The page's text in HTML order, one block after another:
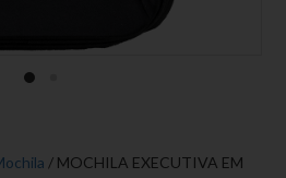
/ MOCHILA EXECUTIVA EM